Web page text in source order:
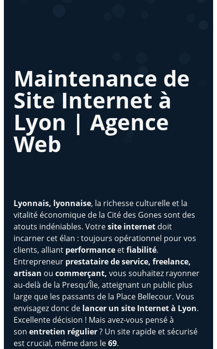
Maintenance de
Site Internet à
Lyon | Agence
Web
Lyonnais, lyonnaise, la richesse culturelle et la
vitalité économique de la Cité des Gones sont des
atouts indéniables. Votresite internet doit
incarner cet élan : toujours opérationnel pour vos
clients, alliant performance etfiabilité.
Entrepreneur prestataire de service, freelance,
artisan ou commerçant, vous souhaitez rayonner
au-delà de la Presqu’Île, atteignant un public plus
large que les passants de la Place Bellecour. Vous
envisagez donc de lancer un site Internet à Lyon.
Excellente décision ! Mais avez-vous pensé à
son entretien régulier? Un site rapide et sécurisé
est crucial, même dans le69.